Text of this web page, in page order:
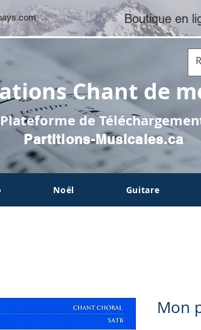
Boutique en
Chant de
Plateforme de
Partitions-Musicales.ca
Noël Guitare
Mon